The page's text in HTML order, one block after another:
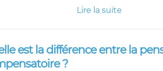
Lire la suite
est la différence entre la
?